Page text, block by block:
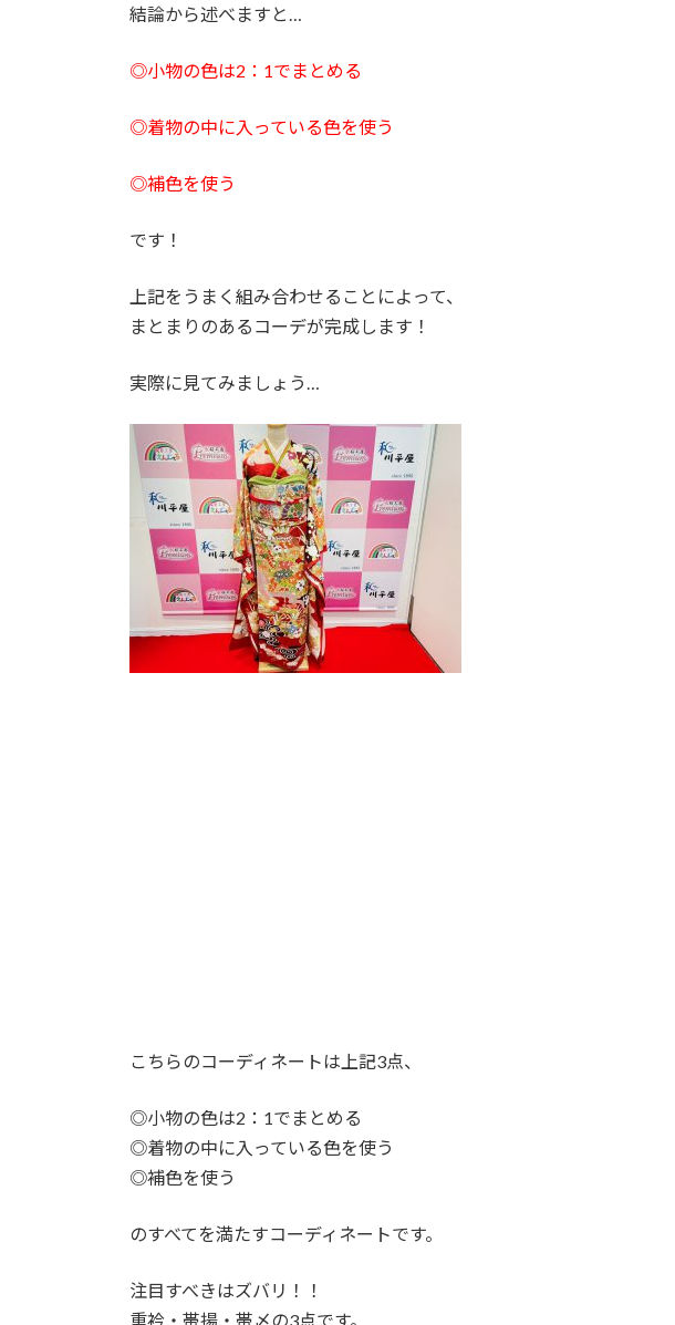
結論から述べますと…
◎小物の色は2：1でまとめる
◎着物の中に入っている色を使う
◎補色を使う
です！
上記をうまく組み合わせることによって、
まとまりのあるコーデが完成します！
実際に見てみましょう…
こちらのコーディネートは上記3点、
◎小物の色は2：1でまとめる
◎着物の中に入っている色を使う
◎補色を使う
のすべてを満たすコーディネートです。
注目すべきはズバリ！！
重衿・帯揚・帯〆の3点です。